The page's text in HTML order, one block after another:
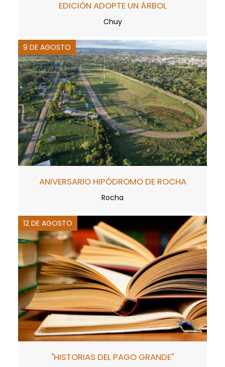
EDICIÓN ADOPTE UN ÁRBOL
Chuy
9 DE AGOSTO
ANIVERSARIO HIPÓDROMO DE ROCHA
Rocha
12 DE AGOSTO
"HISTORIAS DEL PAGO GRANDE"